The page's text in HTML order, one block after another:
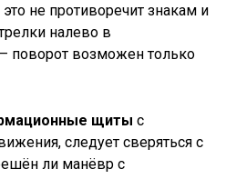
не противоречит знакам и
налево в
поворот возможен только
щиты с
следует сверяться с
ли манёвр с